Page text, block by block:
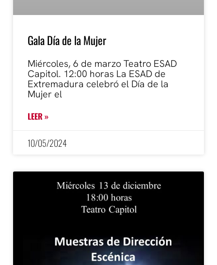
Gala Día de la Mujer
Miércoles, 6 de marzo Teatro ESAD
Capitol. 12:00 horas La ESAD de
Extremadura celebró el Día de la
Mujer el
LEER »
10/05/2024